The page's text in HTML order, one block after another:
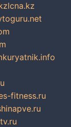
lcna.kz
kuryatnik.info
fitness.ru